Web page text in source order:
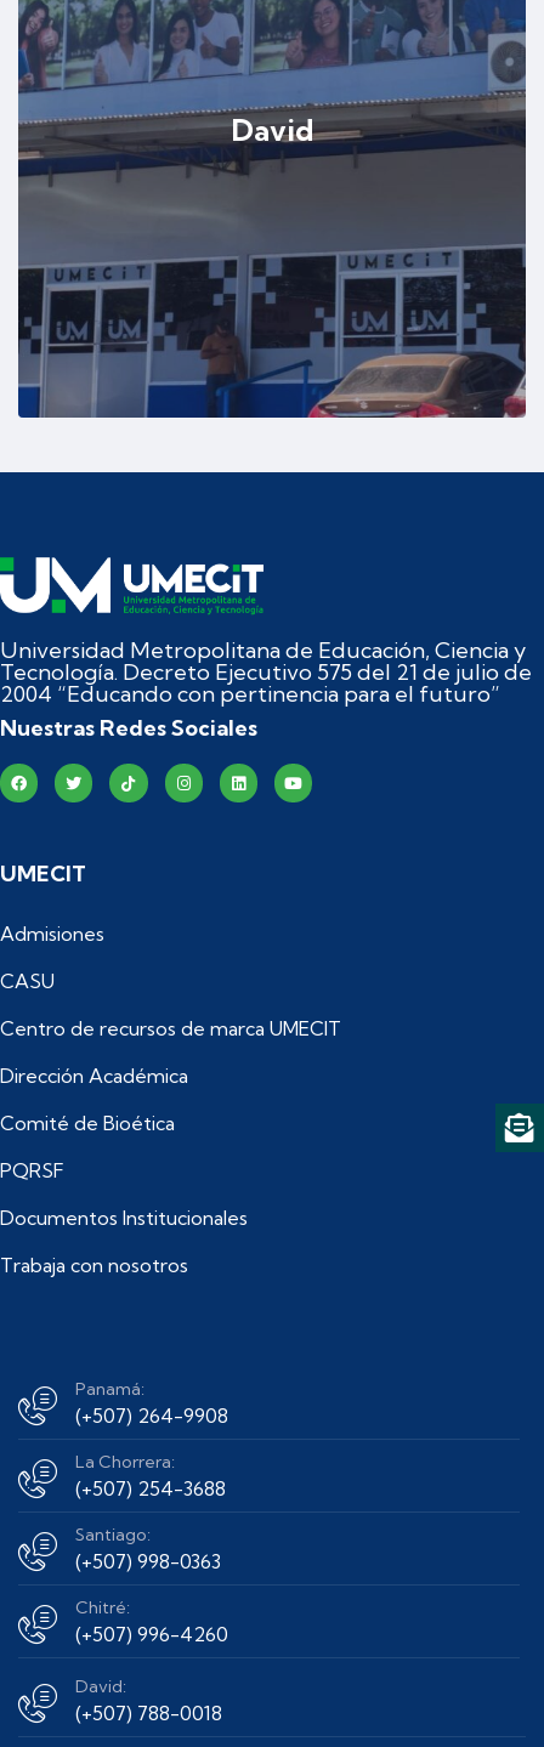
David
Universidad Metropolitana de Educación, Ciencia y
Tecnología. Decreto Ejecutivo 575 del 21 de julio de
2004 “Educando con pertinencia para el futuro”
Nuestras Redes Sociales
UMECIT
Admisiones
CASU
Centro de recursos de marca UMECIT
Dirección Académica
Comité de Bioética
PQRSF
Documentos Institucionales
Trabaja con nosotros
Panamá:
(+507) 264-9908
La Chorrera:
(+507) 254-3688
Santiago:
(+507) 998-0363
Chitré:
(+507) 996-4260
David:
(+507) 788-0018